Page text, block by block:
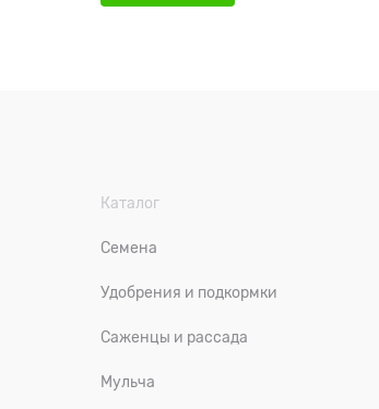
Каталог
Семена
Удобрения и подкормки
Саженцы и рассада
Мульча